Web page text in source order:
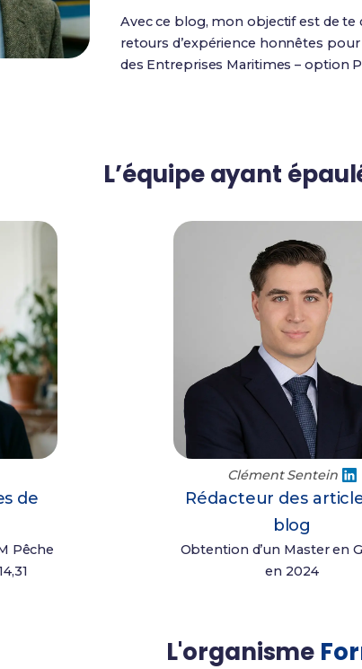
Avec ce blog, mon objectif est de te
retours d’expérience honnêtes pour
des Entreprises Maritimes – option
L’équipe ayant
de
Pêche
Clément Sentein
Rédacteur des
blog
Obtention d’un Master en
en 2024
L'organisme